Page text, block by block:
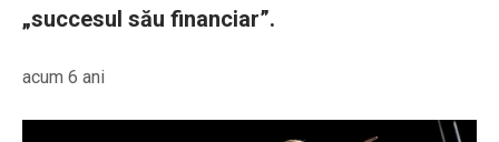
„succesul său financiar”.
acum 6 ani